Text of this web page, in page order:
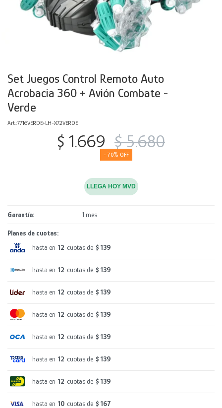
Set Juegos Control Remoto Auto
Acrobacia 360 + Avión Combate -
Verde
7716VERDE+LH-X72VERDE
$ 1.669 $ 5.680
70
LLEGA HOY MVD
Garantía 1 mes
Planes de cuotas:
hasta en 12 cuotas de $ 139
hasta en 12 cuotas de $ 139
hasta en 12 cuotas de $ 139
hasta en 12 cuotas de $ 139
hasta en 12 cuotas de $ 139
hasta en 12 cuotas de $ 139
hasta en 12 cuotas de $ 139
hasta en 10 cuotas de $ 167
Mesas
Calefactores
Acolchados y Frazadas
Decoración
Accesorios